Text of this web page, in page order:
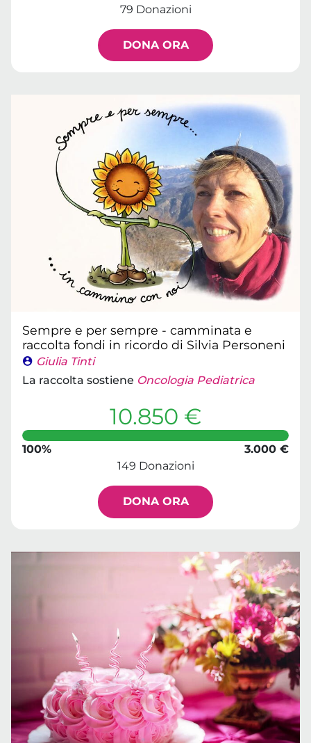
79 Donazioni
DONA ORA
Sempre e per sempre - camminata e
raccolta fondi in ricordo di Silvia Personeni
Giulia Tinti
La raccolta sostiene Oncologia Pediatrica
10.850 €
100%
3.000 €
149 Donazioni
DONA ORA